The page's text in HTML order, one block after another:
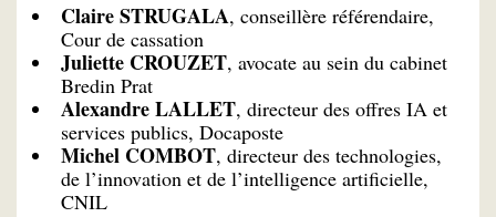
Claire STRUGALA, conseillère référendaire,
Cour de cassation
Juliette CROUZET, avocate au sein du cabinet
Bredin Prat
Alexandre LALLET, directeur des offres IA et
services publics, Docaposte
Michel COMBOT, directeur des technologies,
de l’innovation et de l’intelligence artificielle,
CNIL